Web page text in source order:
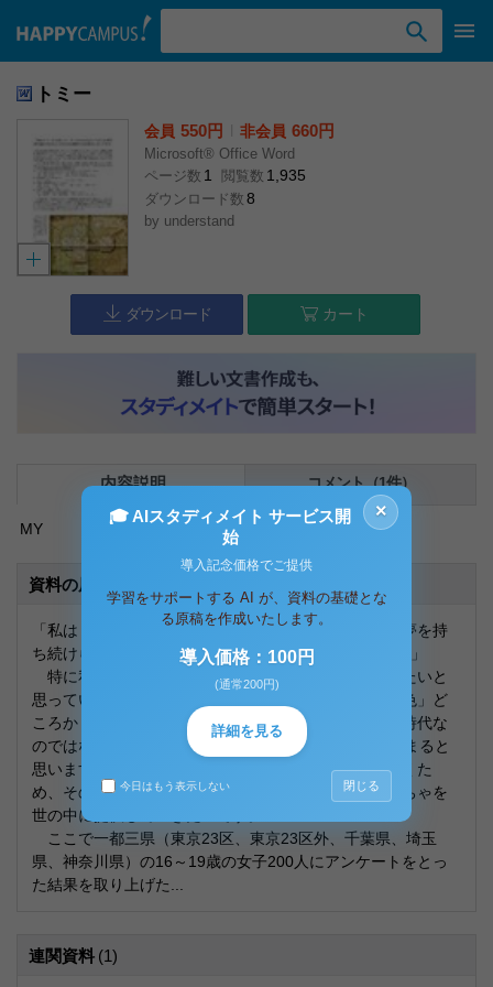
トミー
会員 550円 非会員 660円
Microsoft® Office Word
ページ数 1 閲覧数 1,935
ダウンロード数 8
by understand
ダウンロード カート
内容説明 コメント（1件）
MY
資料の原本内容
「私はトミーに入社して、たくさんの人にいつまでも夢を持
ち続けられるようなものを提供する仕事がしたいです!!」
特に私は女性の感性を活かしたモノづくりに携わりたいと
思っています。消費者の多様化が進む現代は「十人十色」ど
ころか「一人十色」あるいは「一人百色」とも言える時代な
のではないでしょうか。10年後はこの傾向がさらに強まると
思います。こうした人の気持ちの移り変わりに追いつくた
め、その人を取り巻く場所や時間、空間を捉えておもちゃを
世の中に提供していきたいです。
ここで一都三県（東京23区、東京23区外、千葉県、埼玉
県、神奈川県）の16～19歳の女子200人にアンケートをとっ
た結果を取り上げた...
連関資料 (1)
×
🎓 AIスタディメイト サービス開
始
導入記念価格でご提供
学習をサポートする AI が、資料の基礎とな
る原稿を作成いたします。
導入価格：100円
(通常200円)
詳細を見る
今日はもう表示しない 閉じる